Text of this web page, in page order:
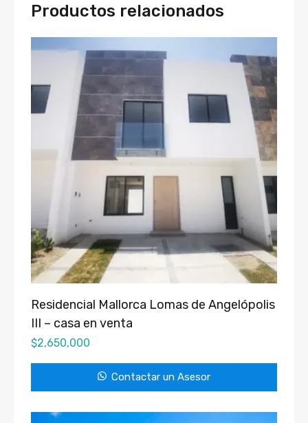
Productos relacionados
Residencial Mallorca Lomas de Angelópolis
III – casa en venta
$2,650,000
Contactar un Asesor